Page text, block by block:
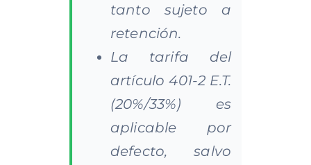
tanto sujeto a
retención.
La tarifa del
artículo 401-2 E.T.
(20%/33%) es
aplicable por
defecto, salvo